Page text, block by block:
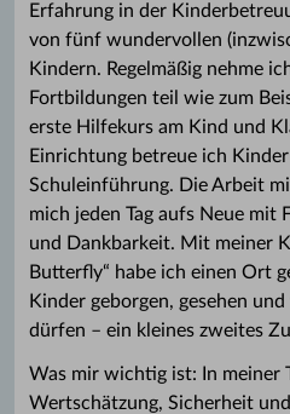
Erfahrung in der
von fünf wundervollen
Kindern. Regelmäßig nehme
Fortbildungen teil wie zum
erste Hilfekurs am Kind und
Einrichtung betreue ich
Schuleinführung. Die Arbeit
mich jeden Tag aufs Neue mit
und Dankbarkeit. Mit meiner
Butterfly“ habe ich einen Ort
Kinder geborgen, gesehen
dürfen – ein kleines zweites
Was mir wichtig ist: In meiner
Wertschätzung, Sicherheit